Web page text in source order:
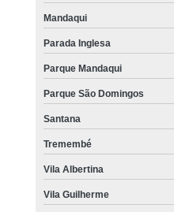
Mandaqui
Parada Inglesa
Parque Mandaqui
Parque São Domingos
Santana
Tremembé
Vila Albertina
Vila Guilherme